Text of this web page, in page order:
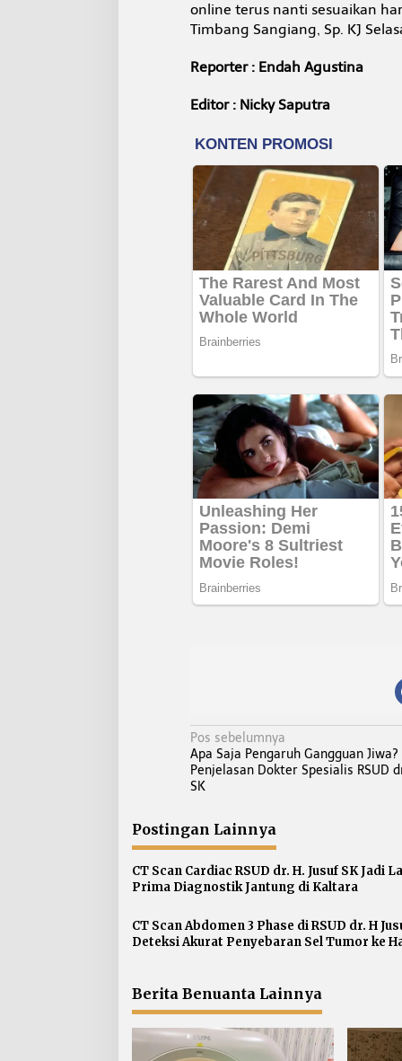
online terus nanti sesuaikan
Timbang Sangiang, Sp. KJ
Reporter : Endah Agustina
Editor : Nicky Saputra
N
a
v
g
a
s
i
p
o
Pos sebelumnya
Apa Saja Pengaruh Gangguan Jiwa?
Penjelasan Dokter Spesialis RSUD
SK
Postingan Lainnya
CT Scan Cardiac RSUD dr. H. Jusuf SK Jadi
Prima Diagnostik Jantung di Kaltara
CT Scan Abdomen 3 Phase di RSUD dr. H
Deteksi Akurat Penyebaran Sel Tumor ke
Berita Benuanta Lainnya